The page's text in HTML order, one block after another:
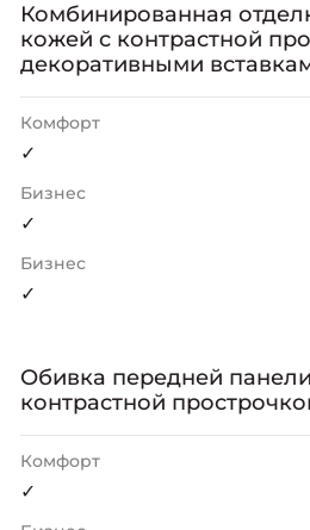
Комбинированная
кожей с контрастной
декоративными
Комфорт
✓
Бизнес
✓
Бизнес
✓
Обивка передней
контрастной
Комфорт
✓